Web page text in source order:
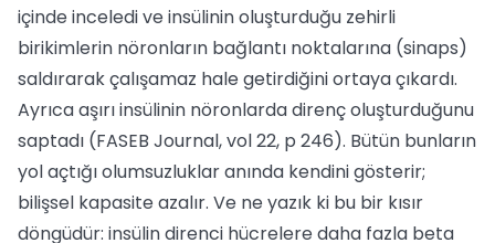
içinde inceledi ve insülinin oluşturduğu zehirli
birikimlerin nöronların bağlantı noktalarına (sinaps)
saldırarak çalışamaz hale getirdiğini ortaya çıkardı.
Ayrıca aşırı insülinin nöronlarda direnç oluşturduğunu
saptadı (FASEB Journal, vol 22, p 246). Bütün bunların
yol açtığı olumsuzluklar anında kendini gösterir;
bilişsel kapasite azalır. Ve ne yazık ki bu bir kısır
döngüdür: insülin direnci hücrelere daha fazla beta